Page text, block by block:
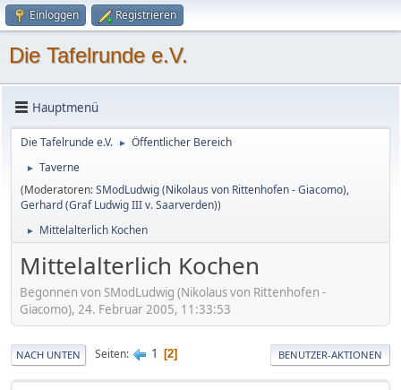
Einloggen Registrieren
Die Tafelrunde e.V.
Hauptmenü
Die Tafelrunde e.V. ► Öffentlicher Bereich
►
Taverne
(Moderatoren:SModLudwig (Nikolaus von Rittenhofen - Giacomo),
Gerhard (Graf Ludwig III v. Saarverden))
► Mittelalterlich Kochen
Mittelalterlich Kochen
Begonnen von SModLudwig (Nikolaus von Rittenhofen -
Giacomo), 24. Februar 2005, 11:33:53
NACH UNTEN Seiten 1 2 BENUTZER-AKTIONEN